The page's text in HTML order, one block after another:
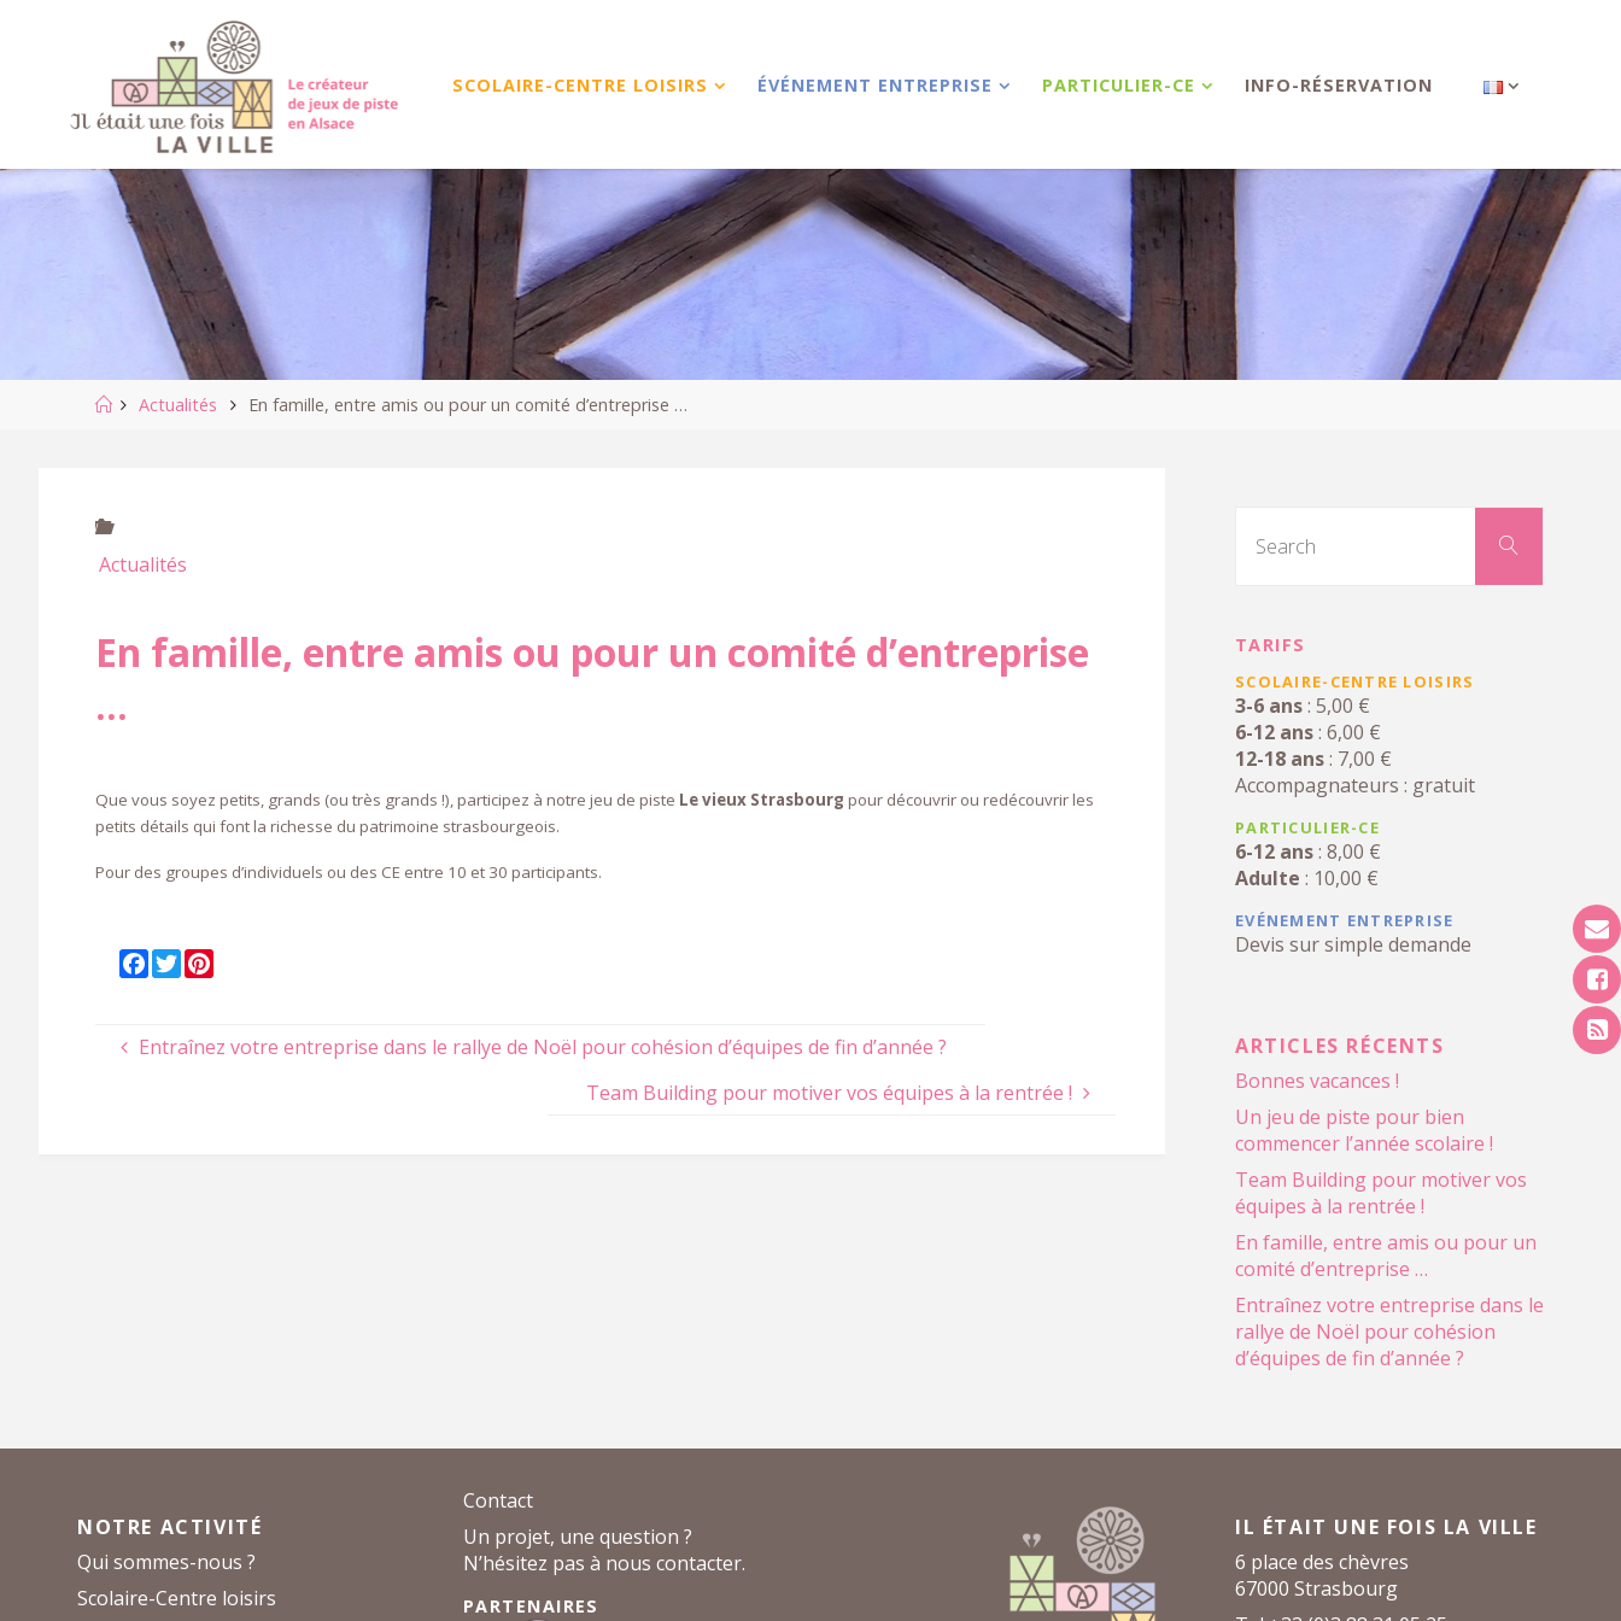
SCOLAIRE-CENTRE LOISIRS ÉVÉNEMENT ENTREPRISE PARTICULIER-CE INFO-RÉSERVATION
HomeActualités En famille, entre amis ou pour un comité d’entreprise …
Actualités
En famille, entre amis ou pour un comité d’entreprise
…
Que vous soyez petits, grands (ou très grands !), participez à notre jeu de piste Le vieux Strasbourg pour découvrir ou redécouvrir les
petits détails qui font la richesse du patrimoine strasbourgeois.
Pour des groupes d’individuels ou des CE entre 10 et 30 participants.
F
e
T
t
t
Entraînez votre entreprise dans le rallye de Noël pour cohésion d’équipes de fin d’année ?
Team Building pour motiver vos équipes à la rentrée !
Search
TARIFS
SCOLAIRE-CENTRE LOISIRS
3-6 ans: 5,00 €
6-12 ans: 6,00 €
12-18 ans: 7,00 €
Accompagnateurs : gratuit
PARTICULIER-CE
6-12 ans: 8,00 €
Adulte : 10,00 €
EVÉNEMENT ENTREPRISE
Devis sur simple demande
ARTICLES RÉCENTS
Bonnes vacances !
Un jeu de piste pour bien
commencer l’année scolaire !
Team Building pour motiver vos
équipes à la rentrée !
En famille, entre amis ou pour un
comité d’entreprise …
Entraînez votre entreprise dans le
rallye de Noël pour cohésion
d’équipes de fin d’année ?
NOTRE ACTIVITÉ
Qui sommes-nous ?
Scolaire-Centre loisirs
Contact
Un projet, une question ?
N’hésitez pas à nous contacter.
PARTENAIRES
IL ÉTAIT UNE FOIS LA VILLE
6 place des chèvres
67000 Strasbourg